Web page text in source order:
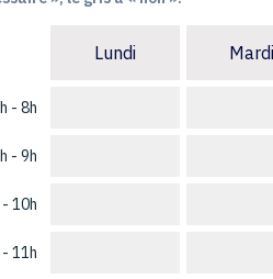
- 8h
- 9h
10h
11h
Lundi Mardi